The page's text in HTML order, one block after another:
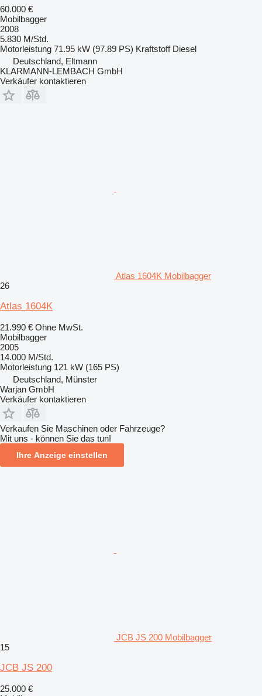
60.000 €
Mobilbagger
2008
5.830 M/Std.
Motorleistung 71.95 kW (97.89 PS) Kraftstoff Diesel
Deutschland, Eltmann
KLARMANN-LEMBACH GmbH
Verkäufer kontaktieren
Atlas 1604K Mobilbagger
26
Atlas 1604K
21.990 € Ohne MwSt.
Mobilbagger
2005
14.000 M/Std.
Motorleistung 121 kW (165 PS)
Deutschland, Münster
Warjan GmbH
Verkäufer kontaktieren
Verkaufen Sie Maschinen oder Fahrzeuge?
Mit uns - können Sie das tun!
Ihre Anzeige einstellen
JCB JS 200 Mobilbagger
15
JCB JS 200
25.000 €